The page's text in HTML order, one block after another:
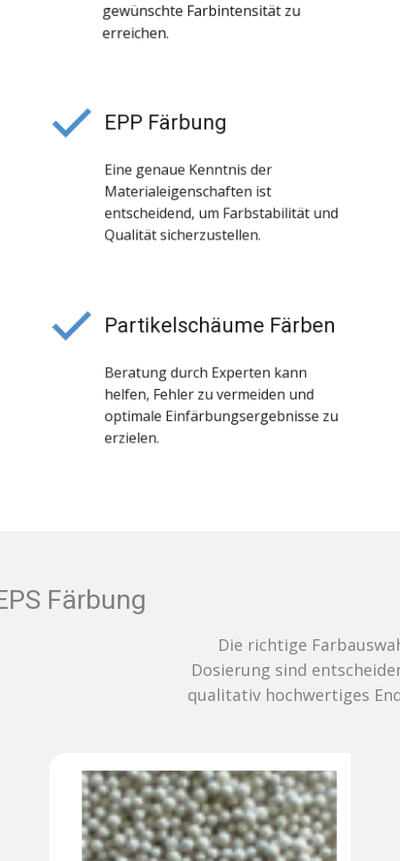
gewünschte Farbintensität zu
erreichen.
EPP Färbung
Eine genaue Kenntnis der
Materialeigenschaften ist
entscheidend, um Farbstabilität und
Qualität sicherzustellen.
Partikelschäume Färben
Beratung durch Experten kann
helfen, Fehler zu vermeiden und
optimale Einfärbungsergebnisse zu
erzielen.
EPS Färbung
Die richtige Farbauswahl und
Dosierung sind entscheidend für ein
qualitativ hochwertiges Endergebnis.